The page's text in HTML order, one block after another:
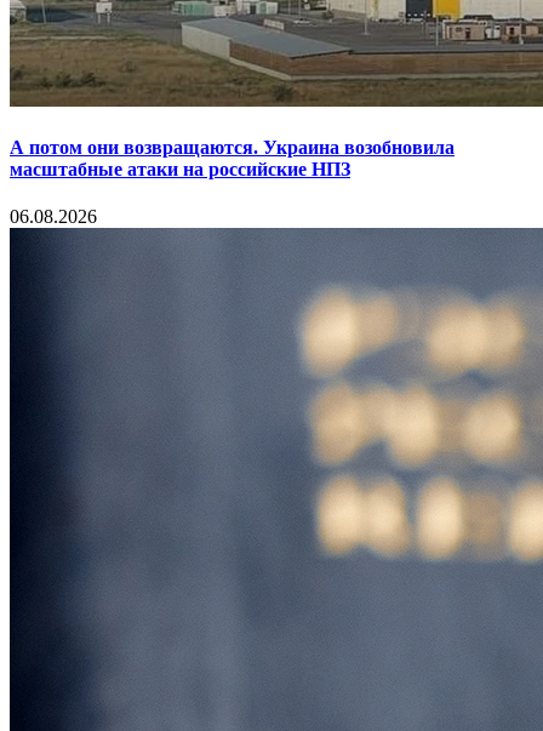
А потом они возвращаются. Украина возобновила
масштабные атаки на российские НПЗ
06.08.2026